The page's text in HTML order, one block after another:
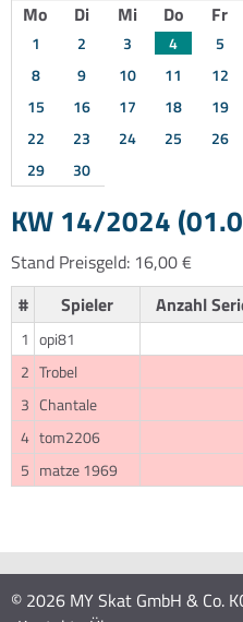
Mo
Di Mi Do Fr
1 2 3 4 5
8
9 10 11 12
15
16 17 18 19
22
23 24 25 26
29
30
KW 14/2024
Stand Preisgeld: 16,00 €
#
Spieler Anzahl
1 opi81
2 Trobel
3 Chantale
4 tom2206
5 matze 1969
© 2026 MY Skat GmbH & Co.